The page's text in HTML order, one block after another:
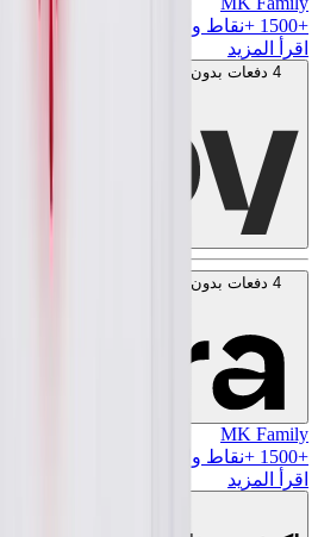
+
1500 +نقاط ولاء!
اقرأ المزيد
4 دفعات بدون فوائد بقيمة
.
4 دفعات بدون فوائد بقيمة
.
MK Family
+
1500 +نقاط ولاء!
اقرأ المزيد